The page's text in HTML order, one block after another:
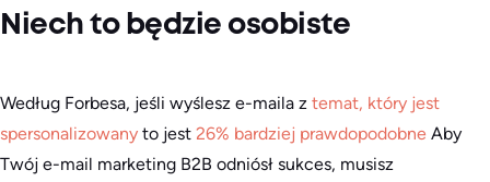
Niech to będzie osobiste
Według Forbesa, jeśli wyślesz e-maila z temat, który jest
spersonalizowany to jest 26% bardziej prawdopodobne Aby
Twój e-mail marketing B2B odniósł sukces, musisz